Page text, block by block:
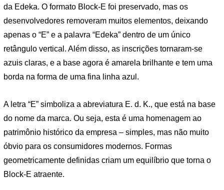
da Edeka. O formato Block-E foi preservado, mas os
desenvolvedores removeram muitos elementos, deixando
apenas o “E” e a palavra “Edeka” dentro de um único
retângulo vertical. Além disso, as inscrições tornaram-se
azuis claras, e a base agora é amarela brilhante e tem uma
borda na forma de uma fina linha azul.
A letra “E” simboliza a abreviatura E. d. K., que está na base
do nome da marca. Ou seja, esta é uma homenagem ao
patrimônio histórico da empresa – simples, mas não muito
óbvio para os consumidores modernos. Formas
geometricamente definidas criam um equilíbrio que torna o
Block-E atraente.